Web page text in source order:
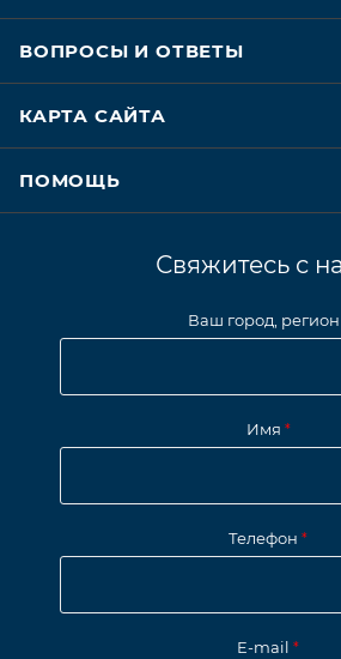
ВОПРОСЫ И ОТВЕТЫ
КАРТА САЙТА
ПОМОЩЬ
Свяжитесь с
Ваш город, регион
Имя *
Телефон *
E-mail *